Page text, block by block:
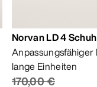
Norvan LD 4
lange Einheiten
170,00 €